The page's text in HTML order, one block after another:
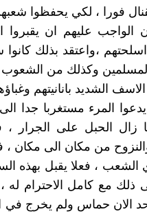
فورا ، لكي يحفظوا
الواجب عليهم ان يقبروا
،واعتقد بذلك
وكذلك من الشعوب
الشديد بانانيتهم
المرء مستغربا جدا
زال الحبل على الجرار ،
والنزوح من مكان الى مكان
، فعلا يقبل بهذه
ذلك مع كامل الاحترام له
الان حماس ولم يخرج في